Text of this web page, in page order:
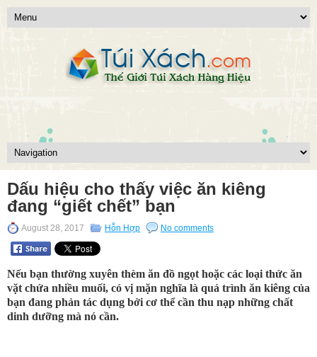
Dấu hiệu cho thấy việc ăn kiêng
đang “giết chết” bạn
August 28, 2017 Hỗn Hợp No comments
Nếu bạn thường xuyên thèm ăn đồ ngọt hoặc các loại thức ăn
vặt chứa nhiều muối, có vị mặn nghĩa là quá trình ăn kiêng của
bạn đang phản tác dụng bởi cơ thể cần thu nạp những chất
dinh dưỡng mà nó cần.